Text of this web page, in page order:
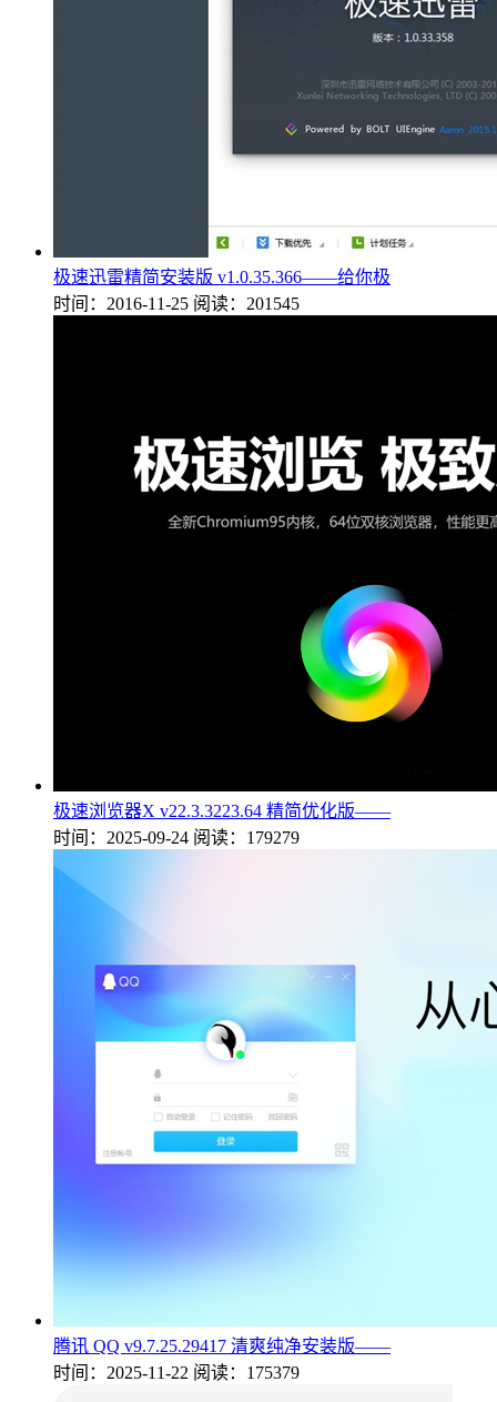
极速迅雷精简安装版 v1.0.35.366——给你极
时间：2016-11-25 阅读：201545
极速浏览器X v22.3.3223.64 精简优化版——
时间：2025-09-24 阅读：179279
腾讯 QQ v9.7.25.29417 清爽纯净安装版——
时间：2025-11-22 阅读：175379